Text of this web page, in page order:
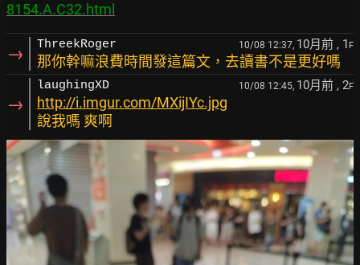
8154.A.C32.html
→ ThreekRoger 10/08 12:37, 10月前 , 1 F
那你幹嘛浪費時間發這篇文，去讀書不是更好嗎
→
laughingXD 10/08 12:45, 10月前 , 2F
http://i.imgur.com/MXijIYc.jpg
說我嗎 爽啊